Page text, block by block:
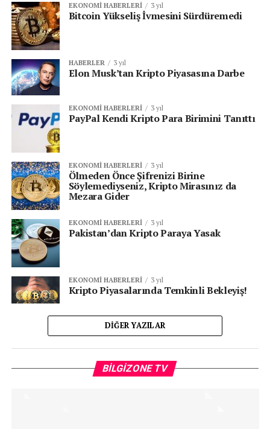
EKONOMI HABERLERI 3 yıl
Bitcoin Yükseliş İvmesini Sürdüremedi
HABERLER 3 yıl
Elon Musk’tan Kripto Piyasasına Darbe
EKONOMI HABERLERI 3 yıl
PayPal Kendi Kripto Para Birimini Tanıttı
EKONOMI HABERLERI 3 yıl
Ölmeden Önce Şifrenizi Birine
Söylemediyseniz, Kripto Mirasınız da
Mezara Gider
EKONOMI HABERLERI 3 yıl
Pakistan’dan Kripto Paraya Yasak
EKONOMI HABERLERI 3 yıl
Kripto Piyasalarında Temkinli Bekleyiş!
DIĞER YAZILAR
BILGIZONE TV